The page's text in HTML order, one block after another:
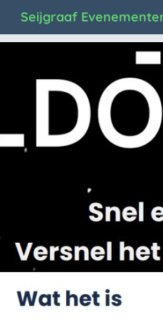
Seijgraaf